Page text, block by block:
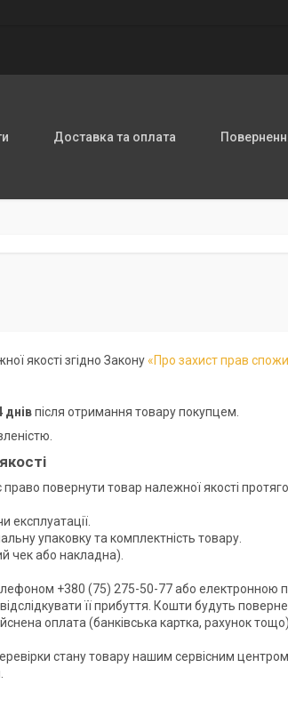
Доставка та оплата
якості згідно Закону«Про захист прав
днівпісля отримання товару покупцем.
повернути товар належної якості
експлуатації.
упаковку та комплектність товару.
чек або накладна).
+380 (75) 275-50-77 або електронною
її прибуття. Кошти будуть
оплата (банківська картка, рахунок тощо).
стану товару нашим сервісним